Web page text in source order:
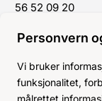
Personvern
Vi bruker
funksjonalitet,
målrettet
56 52 09 20
Man-Fre:08–16
Lør-Søn: Stengt
Helligdager: